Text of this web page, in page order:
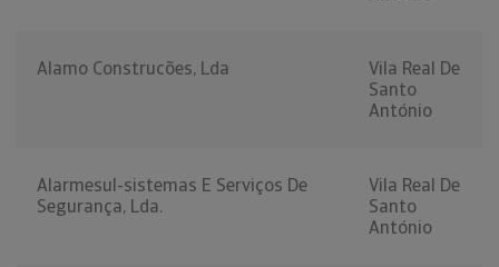
Alamo Construcões, Lda
Vila Real De
Santo
António
Alarmesul-sistemas E Serviços De
Segurança, Lda.
Vila Real De
Santo
António